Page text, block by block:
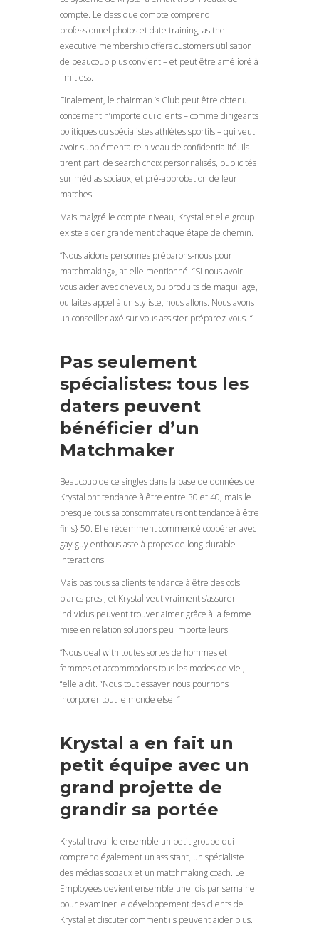
compte. Le classique compte comprend
professionnel photos et date training, as the
executive membership offers customers utilisation
de beaucoup plus convient – et peut être amélioré à
limitless.
Finalement, le chairman ‘s Club peut être obtenu
concernant n’importe qui clients – comme dirigeants
politiques ou spécialistes athlètes sportifs – qui veut
avoir supplémentaire niveau de confidentialité. Ils
tirent parti de search choix personnalisés, publicités
sur médias sociaux, et pré-approbation de leur
matches.
Mais malgré le compte niveau, Krystal et elle group
existe aider grandement chaque étape de chemin.
“Nous aidons personnes préparons-nous pour
matchmaking», at-elle mentionné. “Si nous avoir
vous aider avec cheveux, ou produits de maquillage,
ou faites appel à un styliste, nous allons. Nous avons
un conseiller axé sur vous assister préparez-vous. “
Pas seulement
spécialistes: tous les
daters peuvent
bénéficier d’un
Matchmaker
Beaucoup de ce singles dans la base de données de
Krystal ont tendance à être entre 30 et 40, mais le
presque tous sa consommateurs ont tendance à être
finis} 50. Elle récemment commencé coopérer avec
gay guy enthousiaste à propos de long-durable
interactions.
Mais pas tous sa clients tendance à être des cols
blancs pros , et Krystal veut vraiment s’assurer
individus peuvent trouver aimer grâce à la femme
mise en relation solutions peu importe leurs.
“Nous deal with toutes sortes de hommes et
femmes et accommodons tous les modes de vie ,
“elle a dit. “Nous tout essayer nous pourrions
incorporer tout le monde else. “
Krystal a en fait un
petit équipe avec un
grand projette de
grandir sa portée
Krystal travaille ensemble un petit groupe qui
comprend également un assistant, un spécialiste
des médias sociaux et un matchmaking coach. Le
Employees devient ensemble une fois par semaine
pour examiner le développement des clients de
Krystal et discuter comment ils peuvent aider plus.